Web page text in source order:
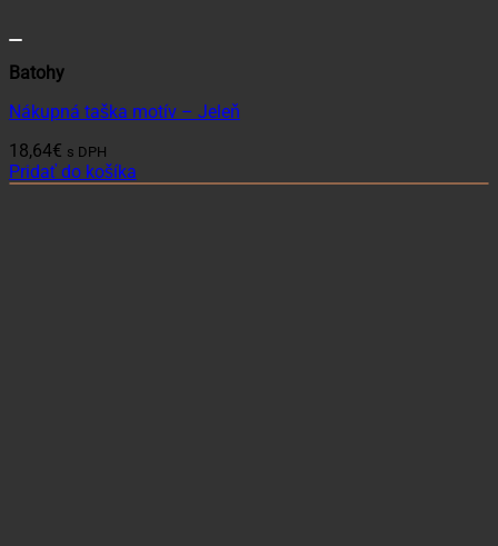
Batohy
Nákupná taška motív – Jeleň
18,64€ s DPH
Pridať do košíka